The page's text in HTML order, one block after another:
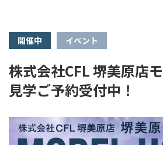
開催中 イベント
株式会社CFL 堺美原店
見学ご予約受付中！